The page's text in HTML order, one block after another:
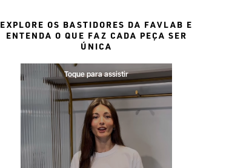
EXPLORE OS BASTIDORES DA FAVLAB E
ENTENDA O QUE FAZ CADA PEÇA SER
ÚNICA